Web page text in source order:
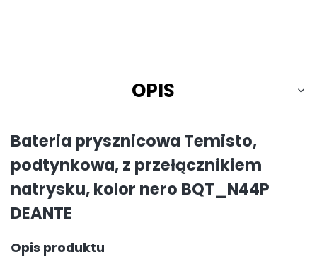
OPIS
Bateria prysznicowa Temisto,
podtynkowa, z przełącznikiem
natrysku, kolor nero BQT_N44P
DEANTE
Opis produktu